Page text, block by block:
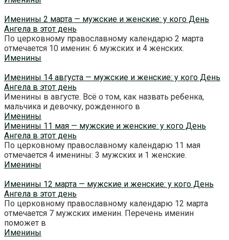
Именины 2 марта — мужские и женские: у кого День
Ангела в этот день
По церковному православному календарю 2 марта
отмечается 10 именин: 6 мужских и 4 женских.
Именины
Именины 14 августа — мужские и женские: у кого День
Ангела в этот день
Именины в августе. Всё о том, как назвать ребенка,
мальчика и девочку, рожденного в
Именины
Именины 11 мая — мужские и женские: у кого День
Ангела в этот день
По церковному православному календарю 11 мая
отмечается 4 именины: 3 мужских и 1 женские.
Именины
Именины 12 марта — мужские и женские: у кого День
Ангела в этот день
По церковному православному календарю 12 марта
отмечается 7 мужских именин. Перечень именин
поможет в
Именины